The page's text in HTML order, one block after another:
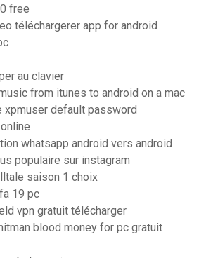
free
téléchargerer app for android
au clavier
from itunes to android on a mac
xpmuser default password
whatsapp android vers android
populaire sur instagram
saison 1 choix
19 pc
vpn gratuit télécharger
blood money for pc gratuit